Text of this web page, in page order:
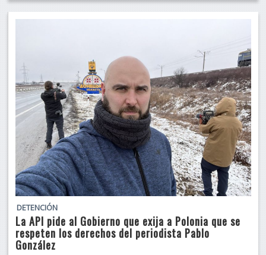
DETENCIÓN
La API pide al Gobierno que exija a Polonia que se
respeten los derechos del periodista Pablo
González